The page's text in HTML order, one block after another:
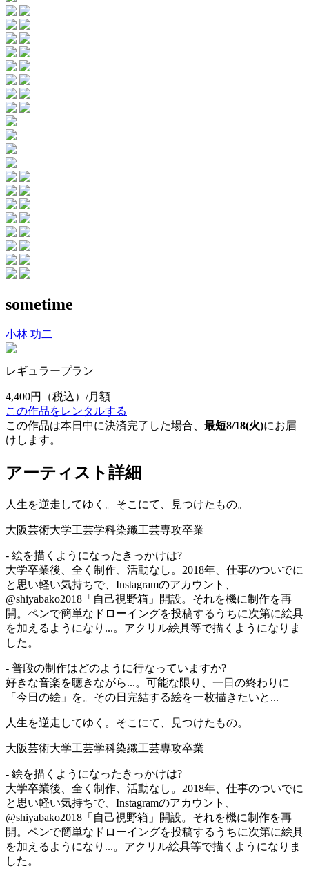
sometime
小林 功二
レギュラープラン
4,400円
（税込）/月額
この作品をレンタルする
この作品は本日中に決済完了した場合、 最短8/18(火)にお届
けします。
アーティスト詳細
人生を逆走してゆく。そこにて、見つけたもの。
大阪芸術大学工芸学科染織工芸専攻卒業
- 絵を描くようになったきっかけは?
大学卒業後、全く制作、活動なし。2018年、仕事のついでに
と思い軽い気持ちで、Instagramのアカウント、
@shiyabako2018「自己視野箱」開設。それを機に制作を再
開。ペンで簡単なドローイングを投稿するうちに次第に絵具
を加えるようになり...。アクリル絵具等で描くようになりま
した。
- 普段の制作はどのように行なっていますか?
好きな音楽を聴きながら...。可能な限り、一日の終わりに
「今日の絵」を。その日完結する絵を一枚描きたいと...
人生を逆走してゆく。そこにて、見つけたもの。
大阪芸術大学工芸学科染織工芸専攻卒業
- 絵を描くようになったきっかけは?
大学卒業後、全く制作、活動なし。2018年、仕事のついでに
と思い軽い気持ちで、Instagramのアカウント、
@shiyabako2018「自己視野箱」開設。それを機に制作を再
開。ペンで簡単なドローイングを投稿するうちに次第に絵具
を加えるようになり...。アクリル絵具等で描くようになりま
した。